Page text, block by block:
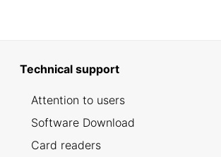
Technical support
Attention to users
Software Download
Card readers